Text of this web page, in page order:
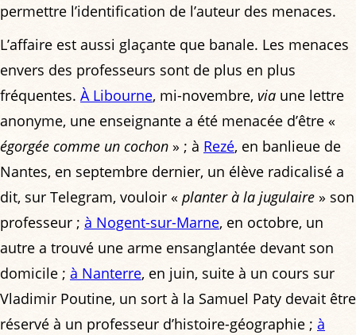
permettre l’identification de l’auteur des menaces.
L’affaire est aussi glaçante que banale. Les menaces
envers des professeurs sont de plus en plus
fréquentes. À Libourne, mi-novembre, via une lettre
anonyme, une enseignante a été menacée d’être «
égorgée comme un cochon » ; à Rezé, en banlieue de
Nantes, en septembre dernier, un élève radicalisé a
dit, sur Telegram, vouloir « planter à la jugulaire » son
professeur ; à Nogent-sur-Marne, en octobre, un
autre a trouvé une arme ensanglantée devant son
domicile ; à Nanterre, en juin, suite à un cours sur
Vladimir Poutine, un sort à la Samuel Paty devait être
réservé à un professeur d’histoire-géographie ; à